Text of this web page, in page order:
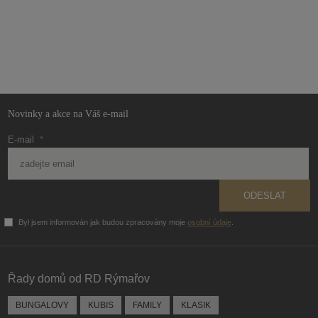
Novinky a akce na Váš e-mail
E-mail *
ODESLAT
Byl jsem informován jak budou zpracovány moje osobní údaje
odeslat.
Řady domů od RD Rýmařov
BUNGALOVY KUBIS FAMILY KLASIK